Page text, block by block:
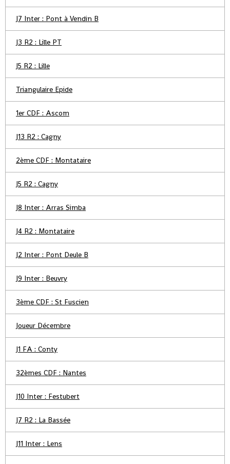
J7 Inter : Pont à Vendin B
J3 R2 : Lille PT
J5 R2 : Lille
Triangulaire Epide
1er CDF : Ascom
J13 R2 : Cagny
2ème CDF : Montataire
J5 R2 : Cagny
J8 Inter : Arras Simba
J4 R2 : Montataire
J2 Inter : Pont Deule B
J9 Inter : Beuvry
3ème CDF : St Fuscien
Joueur Décembre
J1 FA : Conty
32èmes CDF : Nantes
J10 Inter : Festubert
J7 R2 : La Bassée
J11 Inter : Lens